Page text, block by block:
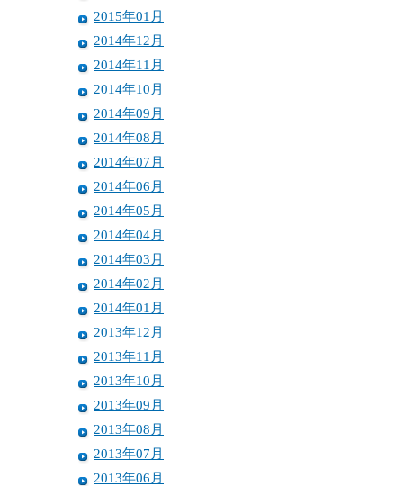
2015年01月
2014年12月
2014年11月
2014年10月
2014年09月
2014年08月
2014年07月
2014年06月
2014年05月
2014年04月
2014年03月
2014年02月
2014年01月
2013年12月
2013年11月
2013年10月
2013年09月
2013年08月
2013年07月
2013年06月